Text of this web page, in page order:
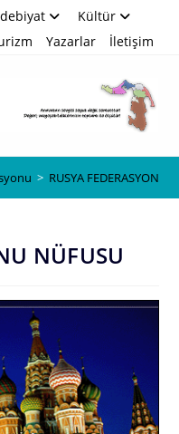
Kültür
Yazarlar İletişim
> RUSYA FEDERASYONU
NÜFUSU